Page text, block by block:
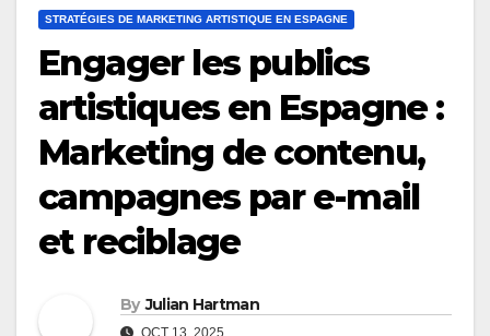
STRATÉGIES DE MARKETING ARTISTIQUE EN ESPAGNE
Engager les publics
artistiques en Espagne :
Marketing de contenu,
campagnes par e-mail
et reciblage
By Julian Hartman